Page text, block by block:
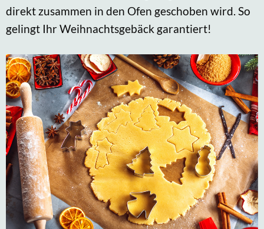
direkt zusammen in den Ofen geschoben wird. So
gelingt Ihr Weihnachtsgebäck garantiert!